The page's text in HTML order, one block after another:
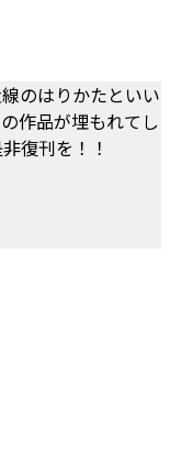
のはりかたといい
作品が埋もれてし
復刊を！！